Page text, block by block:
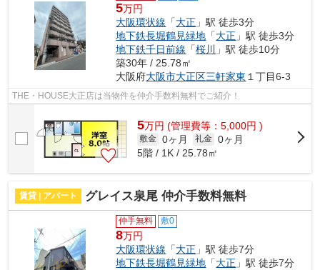
5万円
大阪環状線 「大正 」駅 徒歩3分
地下鉄長堀鶴見緑地 「大正 」駅 徒歩3分
地下鉄千日前線 「桜川
」駅 徒歩10分
築30年 / 25.78㎡
大阪府大阪市大正区三軒家東 １丁目6-3
THE・HOUSE大正店は当物件を仲介手数料無料でご紹介！
5万円 (管理費等：5,000円 )
敷金 0ヶ月 礼金 0ヶ月
5階 / 1K / 25.78㎡
賃貸 | アパート グレイス泉尾 仲介手数料無料
仲手無料 敷0
8万円
大阪環状線 「大正 」駅 徒歩7分
地下鉄長堀鶴見緑地 「大正 」駅 徒歩7分